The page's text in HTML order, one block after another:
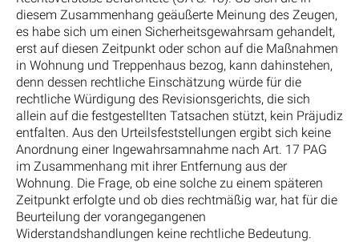
diesem Zusammenhang geäußerte Meinung des Zeugen,
es habe sich um einen Sicherheitsgewahrsam gehandelt,
erst auf diesen Zeitpunkt oder schon auf die Maßnahmen
in Wohnung und Treppenhaus bezog, kann dahinstehen,
denn dessen rechtliche Einschätzung würde für die
rechtliche Würdigung des Revisionsgerichts, die sich
allein auf die festgestellten Tatsachen stützt, kein Präjudiz
entfalten. Aus den Urteilsfeststellungen ergibt sich keine
Anordnung einer Ingewahrsamnahme nach Art. 17 PAG
im Zusammenhang mit ihrer Entfernung aus der
Wohnung. Die Frage, ob eine solche zu einem späteren
Zeitpunkt erfolgte und ob dies rechtmäßig war, hat für die
Beurteilung der vorangegangenen
Widerstandshandlungen keine rechtliche Bedeutung.